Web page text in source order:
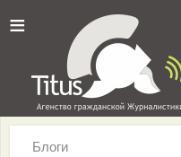
≡
Блоги